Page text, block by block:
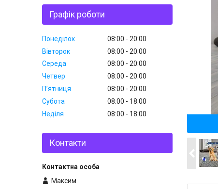
Графік роботи
Понеділок 08:00
20:00
Вівторок
08:00
20:00
Середа
08:00
20:00
Четвер
08:00
20:00
Пʼятниця
08:00
20:00
Субота
08:00
18:00
Неділя
08:00 18:00
Контакти
Максим